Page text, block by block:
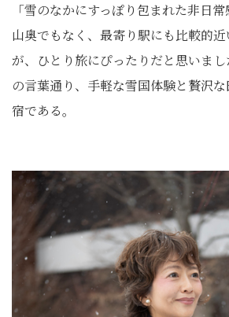
「雪のなかにすっぽり包まれた非日
山奥でもなく、最寄り駅にも比較的
が、ひとり旅にぴったりだと思いま
の言葉通り、手軽な雪国体験と贅沢
宿である。